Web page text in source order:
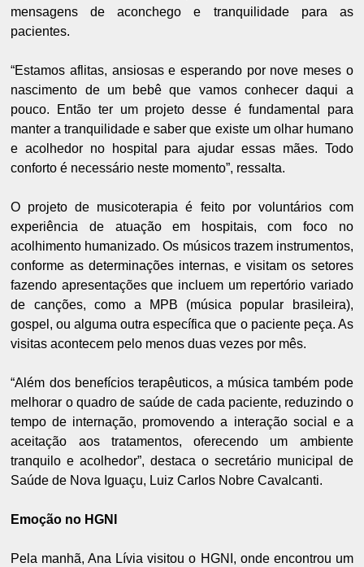
mensagens de aconchego e tranquilidade para as
pacientes.
“Estamos aflitas, ansiosas e esperando por nove meses o
nascimento de um bebê que vamos conhecer daqui a
pouco. Então ter um projeto desse é fundamental para
manter a tranquilidade e saber que existe um olhar humano
e acolhedor no hospital para ajudar essas mães. Todo
conforto é necessário neste momento”, ressalta.
O projeto de musicoterapia é feito por voluntários com
experiência de atuação em hospitais, com foco no
acolhimento humanizado. Os músicos trazem instrumentos,
conforme as determinações internas, e visitam os setores
fazendo apresentações que incluem um repertório variado
de canções, como a MPB (música popular brasileira),
gospel, ou alguma outra específica que o paciente peça. As
visitas acontecem pelo menos duas vezes por mês.
“Além dos benefícios terapêuticos, a música também pode
melhorar o quadro de saúde de cada paciente, reduzindo o
tempo de internação, promovendo a interação social e a
aceitação aos tratamentos, oferecendo um ambiente
tranquilo e acolhedor”, destaca o secretário municipal de
Saúde de Nova Iguaçu, Luiz Carlos Nobre Cavalcanti.
Emoção no HGNI
Pela manhã, Ana Lívia visitou o HGNI, onde encontrou um